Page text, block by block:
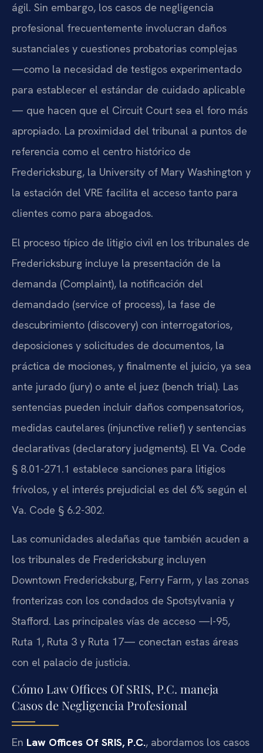
ágil. Sin embargo, los casos de negligencia
profesional frecuentemente involucran daños
sustanciales y cuestiones probatorias complejas
—como la necesidad de testigos experimentado
para establecer el estándar de cuidado aplicable
— que hacen que el Circuit Court sea el foro más
apropiado. La proximidad del tribunal a puntos de
referencia como el centro histórico de
Fredericksburg, la University of Mary Washington y
la estación del VRE facilita el acceso tanto para
clientes como para abogados.
El proceso típico de litigio civil en los tribunales de
Fredericksburg incluye la presentación de la
demanda (Complaint), la notificación del
demandado (service of process), la fase de
descubrimiento (discovery) con interrogatorios,
deposiciones y solicitudes de documentos, la
práctica de mociones, y finalmente el juicio, ya sea
ante jurado (jury) o ante el juez (bench trial). Las
sentencias pueden incluir daños compensatorios,
medidas cautelares (injunctive relief) y sentencias
declarativas (declaratory judgments). El Va. Code
§ 8.01-271.1 establece sanciones para litigios
frívolos, y el interés prejudicial es del 6% según el
Va. Code § 6.2-302.
Las comunidades aledañas que también acuden a
los tribunales de Fredericksburg incluyen
Downtown Fredericksburg, Ferry Farm, y las zonas
fronterizas con los condados de Spotsylvania y
Stafford. Las principales vías de acceso —I-95,
Ruta 1, Ruta 3 y Ruta 17— conectan estas áreas
con el palacio de justicia.
Cómo Law Offices Of SRIS, P.C. maneja
Casos de Negligencia Profesional
En Law Offices Of SRIS, P.C., abordamos los casos